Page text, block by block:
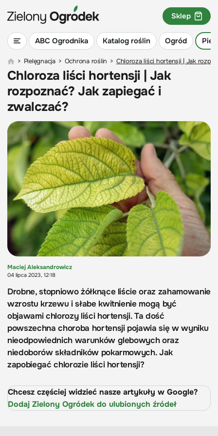
ABC Ogrodnika Katalog roślin Ogród
Sklep
> Pielęgnacja > Ochrona roślin > Chloroza liści hortensji | Jak
Chloroza liści hortensji | Jak
rozpoznać? Jak zapiegać i
zwalczać?
Maciej Aleksandrowicz
04 lipca 2023, 12:18
Drobne, stopniowo żółknące liście oraz zahamowanie
wzrostu krzewu i słabe kwitnienie mogą być
objawami chlorozy liści hortensji. Ta dość
powszechna choroba hortensji pojawia się w wyniku
nieodpowiednich warunków glebowych oraz
niedoborów składników pokarmowych. Jak
zapobiegać chlorozie liści hortensji?
Chcesz częściej widzieć nasze artykuły w Google?
Dodaj Zielony Ogródek do ulubionych źródeł